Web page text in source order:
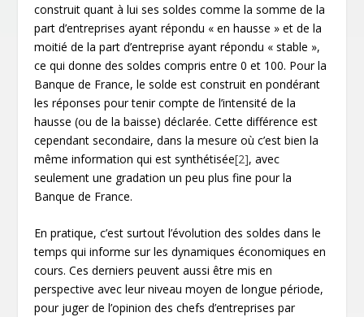
construit quant à lui ses soldes comme la somme de la
part d’entreprises ayant répondu « en hausse » et de la
moitié de la part d’entreprise ayant répondu « stable »,
ce qui donne des soldes compris entre 0 et 100. Pour la
Banque de France, le solde est construit en pondérant
les réponses pour tenir compte de l’intensité de la
hausse (ou de la baisse) déclarée. Cette différence est
cependant secondaire, dans la mesure où c’est bien la
même information qui est synthétisée[2], avec
seulement une gradation un peu plus fine pour la
Banque de France.
En pratique, c’est surtout l’évolution des soldes dans le
temps qui informe sur les dynamiques économiques en
cours. Ces derniers peuvent aussi être mis en
perspective avec leur niveau moyen de longue période,
pour juger de l’opinion des chefs d’entreprises par